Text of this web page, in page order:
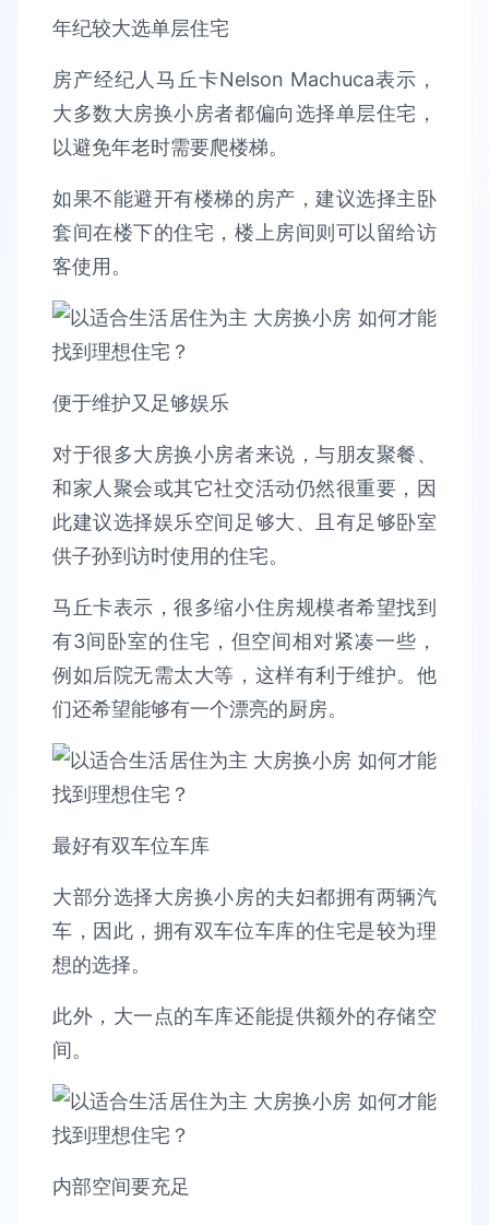
年纪较大选单层住宅
房产经纪人马丘卡Nelson Machuca表示，
大多数大房换小房者都偏向选择单层住宅，
以避免年老时需要爬楼梯。
如果不能避开有楼梯的房产，建议选择主卧
套间在楼下的住宅，楼上房间则可以留给访
客使用。
便于维护又足够娱乐
对于很多大房换小房者来说，与朋友聚餐、
和家人聚会或其它社交活动仍然很重要，因
此建议选择娱乐空间足够大、且有足够卧室
供子孙到访时使用的住宅。
马丘卡表示，很多缩小住房规模者希望找到
有3间卧室的住宅，但空间相对紧凑一些，
例如后院无需太大等，这样有利于维护。他
们还希望能够有一个漂亮的厨房。
最好有双车位车库
大部分选择大房换小房的夫妇都拥有两辆汽
车，因此，拥有双车位车库的住宅是较为理
想的选择。
此外，大一点的车库还能提供额外的存储空
间。
内部空间要充足